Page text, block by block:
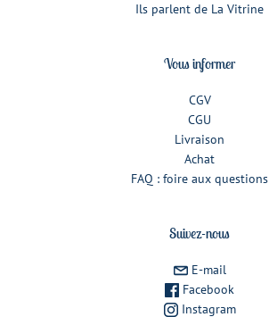
Ils parlent de La Vitrine
Vous informer
CGV
CGU
Livraison
Achat
FAQ : foire aux questions
Suivez-nous
E-mail
Facebook
Instagram